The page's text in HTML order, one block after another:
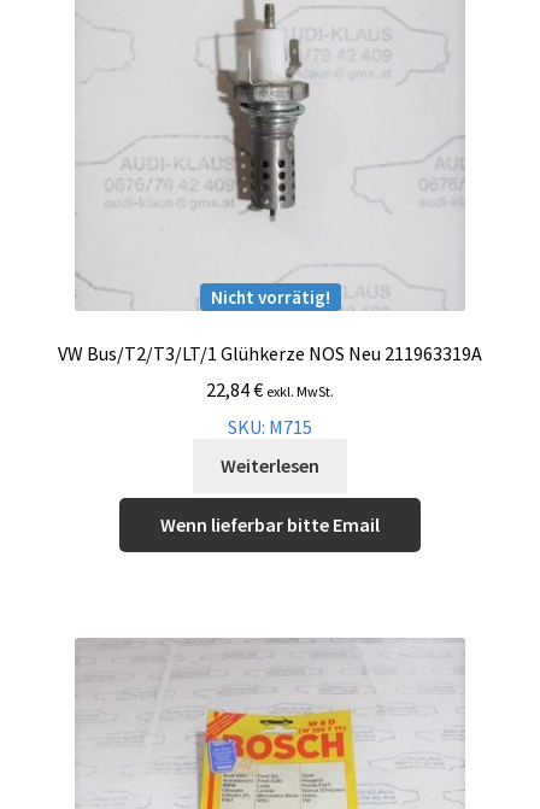
Malvorlagen
Newsletter
Warenkorb
Zahlung und Versand
Nicht vorrätig!
VW Bus/T2/T3/LT/1 Glühkerze NOS Neu 211963319A
22,84€ exkl. MwSt.
SKU: M715
Weiterlesen
Wenn lieferbar bitte Email